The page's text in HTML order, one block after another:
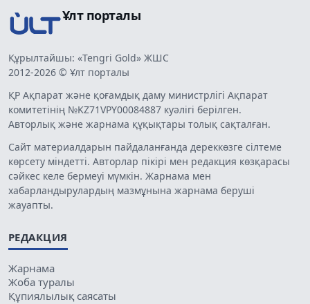
Ұлт порталы
Құрылтайшы: «Tengri Gold» ЖШС
2012-2026 © Ұлт порталы
ҚР Ақпарат және қоғамдық даму министрлігі Ақпарат
комитетінің №KZ71VPY00084887 куәлігі берілген.
Авторлық және жарнама құқықтары толық сақталған.
Сайт материалдарын пайдаланғанда дереккөзге сілтеме
көрсету міндетті. Авторлар пікірі мен редакция көзқарасы
сәйкес келе бермеуі мүмкін. Жарнама мен
хабарландырулардың мазмұнына жарнама беруші
жауапты.
РЕДАКЦИЯ
Жарнама
Жоба туралы
Құпиялылық саясаты